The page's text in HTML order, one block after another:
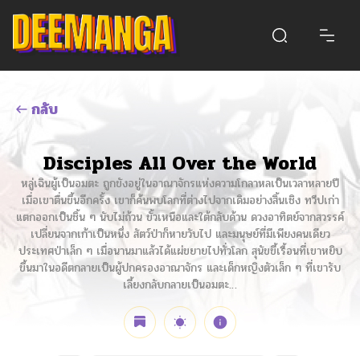
กลับ
Disciples All Over the World
หลู่เฉินผู้เป็นอมตะ ถูกขังอยู่ในอาณาจักรแห่งความโกลาหลเป็นเวลาหลายปี
เมื่อเขาตื่นขึ้นอีกครั้ง เขาก็ค้นพบโลกที่ต่างไปจากเดิมอย่างสิ้นเชิง ทวีปเก่า
แตกออกเป็นชิ้น ๆ นับไม่ถ้วน ขั้วเหนือและใต้กลับด้าน ดวงอาทิตย์จากสวรรค์
เปลี่ยนจากเก้าเป็นหนึ่ง สัตว์ป่าก็หายวับไป และมนุษย์ที่มีเพียงคนเดียว
ประเทศป่าเล็ก ๆ เมื่อนานมาแล้วได้แผ่ขยายไปทั่วโลก สุนัขขี้เรื้อนที่เขาหยิบ
ขึ้นมาในอดีตกลายเป็นผู้ปกครองอาณาจักร และเด็กหญิงตัวเล็ก ๆ ที่เขารับ
เลี้ยงกลับกลายเป็นอมตะ…